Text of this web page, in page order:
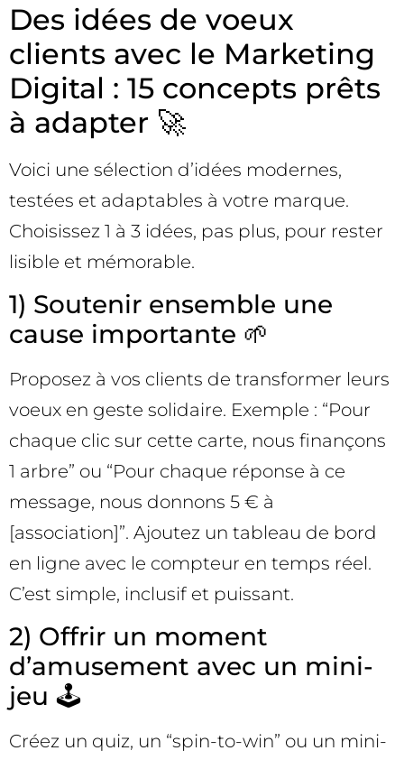
Des idées de voeux
clients avec le Marketing
Digital : 15 concepts prêts
à adapter 🚀
Voici une sélection d’idées modernes,
testées et adaptables à votre marque.
Choisissez 1 à 3 idées, pas plus, pour rester
lisible et mémorable.
1) Soutenir ensemble une
cause importante 🌱
Proposez à vos clients de transformer leurs
voeux en geste solidaire. Exemple : “Pour
chaque clic sur cette carte, nous finançons
1 arbre” ou “Pour chaque réponse à ce
message, nous donnons 5 € à
[association]”. Ajoutez un tableau de bord
en ligne avec le compteur en temps réel.
C’est simple, inclusif et puissant.
2) Offrir un moment
d’amusement avec un mini-
jeu 🕹️
Créez un quiz, un “spin-to-win” ou un mini-